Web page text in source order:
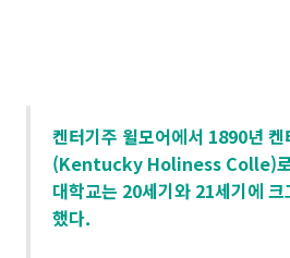
켄터기주 윌모어에서 1890년 켄
(Kentucky Holiness Colle)로
대학교는 20세기와 21세기에
했다.